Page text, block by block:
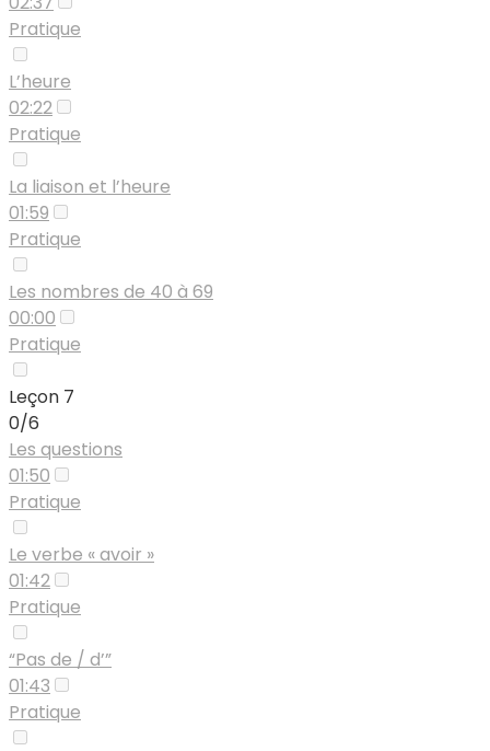
Pratique
L’heure
02:22
Pratique
La liaison et l’heure
01:59
Pratique
Les nombres de 40 à 69
00:00
Pratique
Leçon 7
0/6
Les questions
01:50
Pratique
Le verbe « avoir »
01:42
Pratique
“Pas de / d’”
01:43
Pratique